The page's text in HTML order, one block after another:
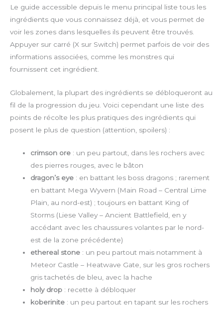
Le guide accessible depuis le menu principal liste tous les
ingrédients que vous connaissez déjà, et vous permet de
voir les zones dans lesquelles ils peuvent être trouvés.
Appuyer sur carré (X sur Switch) permet parfois de voir des
informations associées, comme les monstres qui
fournissent cet ingrédient.
Globalement, la plupart des ingrédients se débloqueront au
fil de la progression du jeu. Voici cependant une liste des
points de récolte les plus pratiques des ingrédients qui
posent le plus de question (attention, spoilers) :
crimson ore : un peu partout, dans les rochers avec
des pierres rouges, avec le bâton
dragon’s eye : en battant les boss dragons ; rarement
en battant Mega Wyvern (Main Road – Central Lime
Plain, au nord-est) ; toujours en battant King of
Storms (Liese Valley – Ancient Battlefield, en y
accédant avec les chaussures volantes par le nord-
est de la zone précédente)
ethereal stone : un peu partout mais notamment à
Meteor Castle – Heatwave Gate, sur les gros rochers
gris tachetés de bleu, avec la hache
holy drop : recette à débloquer
koberinite : un peu partout en tapant sur les rochers